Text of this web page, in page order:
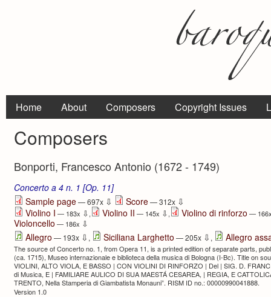
Home About Composers Copyright Issues
Composers
Bonporti, Francesco Antonio (1672 - 1749)
Concerto a 4 n. 1 [Op. 11]
Sample page— 697x ⇩ Score— 312x ⇩
Violino I — 183x ⇩, Violino II — 145x ⇩, Violino di rinforzo —
Violoncello — 186x ⇩
Allegro — 193x ⇩ , Siciliana Larghetto — 205x ⇩ , Allegro
The source of Concerto no. 1, from Opera 11, is a printed edition of separate parts,
(ca. 1715), Museo internazionale e biblioteca della musica di Bologna (I-Bc). Title on
VIOLINI, ALTO VIOLA, E BASSO | CON VIOLINI DI RINFORZO | Del | SIG. D.
di Musica, E | FAMILIARE AULICO DI SUA MAESTÁ CESAREA, | REGIA, E
TRENTO, Nella Stamperia di Giambatista Monauni”. RISM ID no.: 00000990041888.
Version 1.0